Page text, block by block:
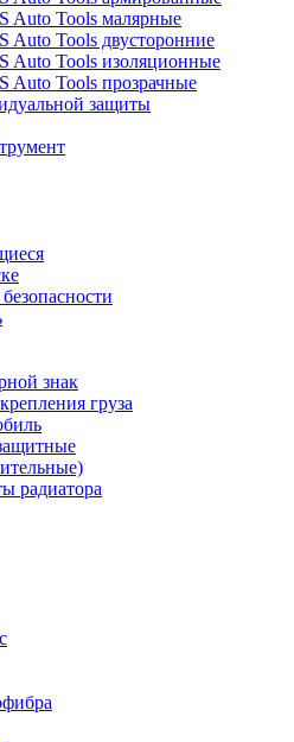
Auto Tools малярные
Auto Tools двусторонние
Auto Tools изоляционные
Auto Tools прозрачные
защиты
знак
груза
радиатора